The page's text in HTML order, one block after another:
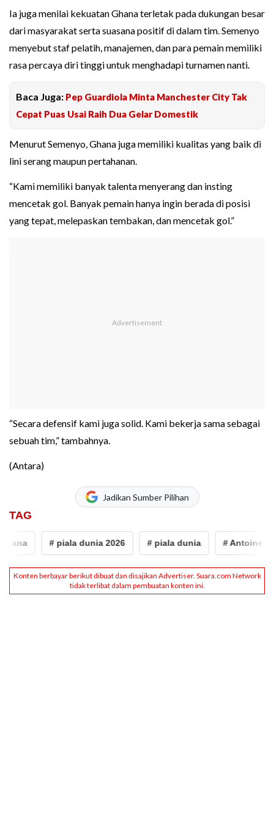
Ia juga menilai kekuatan Ghana terletak pada dukungan besar
dari masyarakat serta suasana positif di dalam tim. Semenyo
menyebut staf pelatih, manajemen, dan para pemain memiliki
rasa percaya diri tinggi untuk menghadapi turnamen nanti.
Baca Juga: Pep Guardiola Minta Manchester City Tak
Cepat Puas Usai Raih Dua Gelar Domestik
Menurut Semenyo, Ghana juga memiliki kualitas yang baik di
lini serang maupun pertahanan.
“Kami memiliki banyak talenta menyerang dan insting
mencetak gol. Banyak pemain hanya ingin berada di posisi
yang tepat, melepaskan tembakan, dan mencetak gol.”
“Secara defensif kami juga solid. Kami bekerja sama sebagai
sebuah tim,” tambahnya.
(Antara)
Jadikan Sumber Pilihan
TAG
# piala dunia 2026 # piala dunia # Antoine